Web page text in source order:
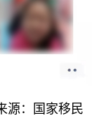
源：国家移民